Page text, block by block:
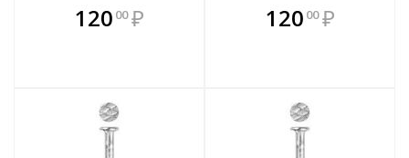
120 00 ₽
В комплекте
всегда выгоднее!
В комплекте
всегда выгоднее!
120 00 ₽